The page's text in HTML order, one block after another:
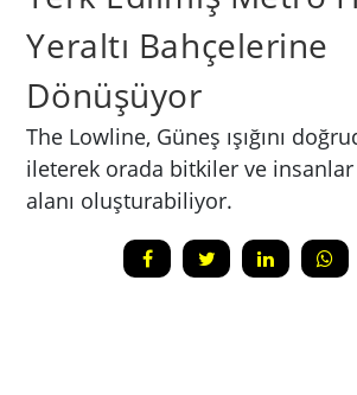
Yeraltı Bahçelerine
Dönüşüyor
The Lowline, Güneş ışığını
ileterek orada bitkiler ve
alanı oluşturabiliyor.